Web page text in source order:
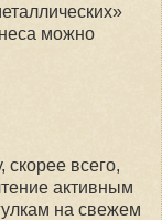
можно
скорее всего,
активным
на свежем